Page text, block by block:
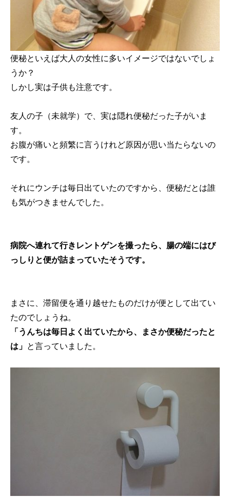
便秘といえば大人の女性に多いイメージではないでしょ
うか？
しかし実は子供も注意です。
友人の子（未就学）で、実は隠れ便秘だった子がいま
す。
お腹が痛いと頻繁に言うけれど原因が思い当たらないの
です。
それにウンチは毎日出ていたのですから、便秘だとは誰
も気がつきませんでした。
病院へ連れて行きレントゲンを撮ったら、腸の端にはび
っしりと便が詰まっていたそうです。
まさに、滞留便を通り越せたものだけが便として出てい
たのでしょうね。
「うんちは毎日よく出ていたから、まさか便秘だったと
は」 と言っていました。